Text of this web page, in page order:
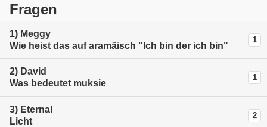
Fragen
1) Meggy
Wie heist das auf aramäisch "Ich bin der ich bin"
1
2) David
Was bedeutet muksie
1
3) Eternal
Licht
2